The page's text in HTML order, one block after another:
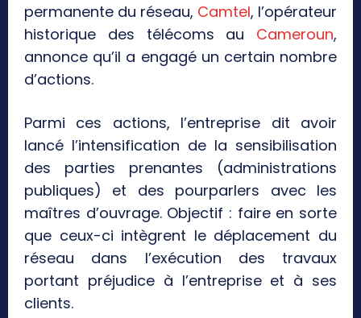
permanente du réseau, Camtel, l’opérateur
historique des télécoms au Cameroun,
annonce qu’il a engagé un certain nombre
d’actions.
Parmi ces actions, l’entreprise dit avoir
lancé l’intensification de la sensibilisation
des parties prenantes (administrations
publiques) et des pourparlers avec les
maîtres d’ouvrage. Objectif : faire en sorte
que ceux-ci intègrent le déplacement du
réseau dans l’exécution des travaux
portant préjudice à l’entreprise et à ses
clients.